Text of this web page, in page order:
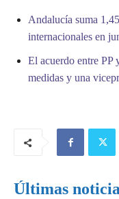
Andalucía suma
internacionales en
El acuerdo entre
medidas y una
Últimas